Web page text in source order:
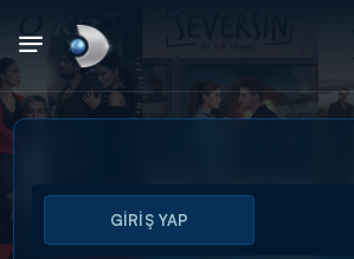
Arama
GİRİŞ YAP